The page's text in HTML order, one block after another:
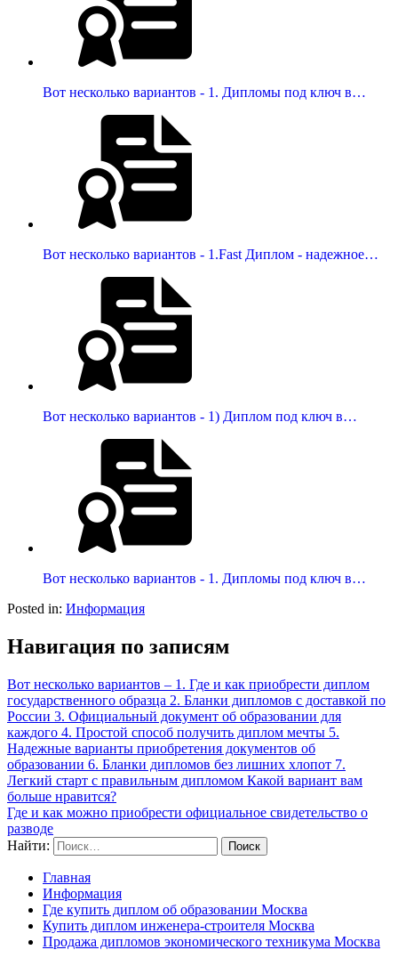
Вот несколько вариантов - 1. Дипломы под ключ в…
Вот несколько вариантов - 1.Fast Диплом - надежное…
Вот несколько вариантов - 1) Диплом под ключ в…
Вот несколько вариантов - 1. Дипломы под ключ в…
Posted in: Информация
Навигация по записям
Вот несколько вариантов – 1. Где и как приобрести диплом
государственного образца 2. Бланки дипломов с доставкой по
России 3. Официальный документ об образовании для
каждого 4. Простой способ получить диплом мечты 5.
Надежные варианты приобретения документов об
образовании 6. Бланки дипломов без лишних хлопот 7.
Легкий старт с правильным дипломом Какой вариант вам
больше нравится?
Где и как можно приобрести официальное свидетельство о
разводе
Найти:
Главная
Информация
Где купить диплом об образовании Москва
Купить диплом инженера-строителя Москва
Продажа дипломов экономического техникума Москва